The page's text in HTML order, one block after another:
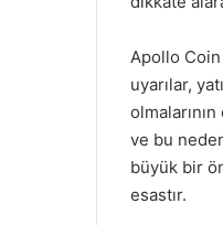
Apollo Coin
uyarılar,
ve bu
büyük bir
esastır.